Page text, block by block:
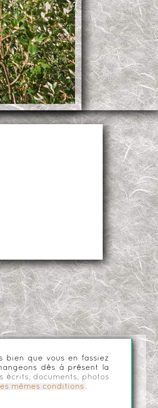
bien que vous en fassiez
dès à présent la
écrits, documents, photos
mêmes conditions .